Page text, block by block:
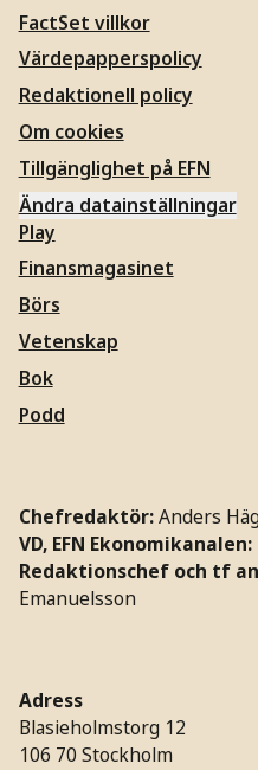
FactSet villkor
Värdepapperspolicy
Redaktionell policy
Om cookies
Tillgänglighet på EFN
Ändra datainställningar
Play
Finansmagasinet
Börs
Vetenskap
Bok
Podd
Chefredaktör:Anders
VD, EFN Ekonomikanalen:
Redaktionschef och tf
Emanuelsson
Adress
Blasieholmstorg 12
106 70 Stockholm